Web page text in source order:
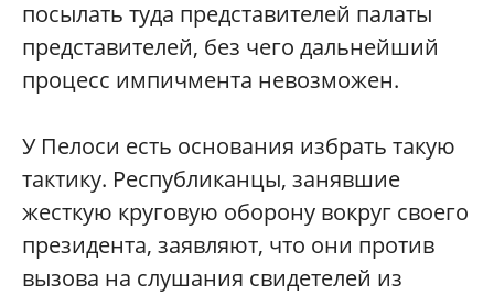
посылать туда представителей палаты
представителей, без чего дальнейший
процесс импичмента невозможен.
У Пелоси есть основания избрать такую
тактику. Республиканцы, занявшие
жесткую круговую оборону вокруг своего
президента, заявляют, что они против
вызова на слушания свидетелей из